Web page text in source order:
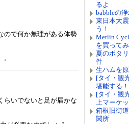
ので何か無理がある体勢
らいでないと足が届かな
るよ
babbleの
東日本大
う！
Merlin
を買って
夏のポタ
件
生ハムを
[タイ・観
堪能する！
[タイ・観
上マーケ
箱根旧街
関所